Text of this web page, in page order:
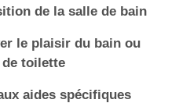
de la salle de bain
le plaisir du bain ou
toilette
aides spécifiques